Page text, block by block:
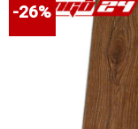
-26%